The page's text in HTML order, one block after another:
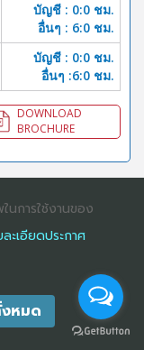
บัญชี : 0:0 ชม.
อื่นๆ : 6:0 ชม.
บัญชี : 0:0 ชม.
อื่นๆ :6:0 ชม.
DOWNLOAD
BROCHURE
CO., LTD
นการใช้งานของ
ะเอียดประกาศ
หมด